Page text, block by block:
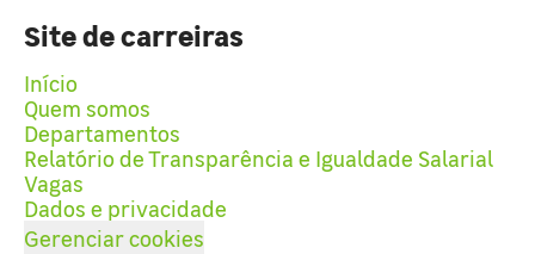
Site de carreiras
Início
Quem somos
Departamentos
Relatório de Transparência e Igualdade Salarial
Vagas
Dados e privacidade
Gerenciar cookies